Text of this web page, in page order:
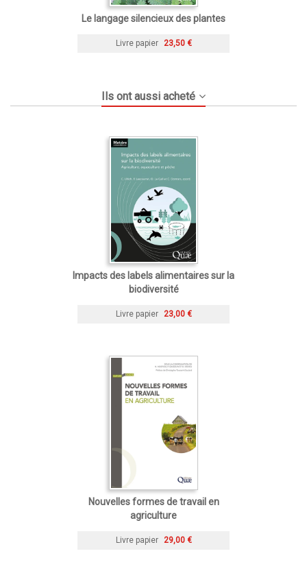
Le langage silencieux des plantes
Livre papier 23,50 €
Ils ont aussi acheté
Impacts des labels alimentaires sur la
biodiversité
Livre papier 23,00 €
Nouvelles formes de travail en
agriculture
Livre papier 29,00 €